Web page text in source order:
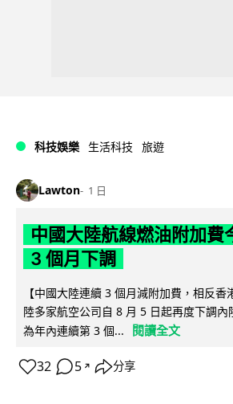
科技娛樂 生活科技 旅遊
Lawton 1 日
中國大陸航線燃油附加費
3 個月下調
【中國大陸連續 3 個月減附加費，相反
陸多家航空公司自 8 月 5 日起再度下調內
為年內連續第 3 個...
閱讀全文
32 5 ↗ 分享